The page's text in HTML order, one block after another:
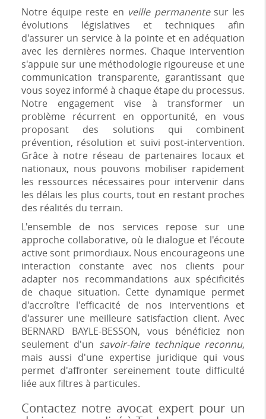
Notre équipe reste en veille permanentesur les
évolutions législatives et techniques afin
d'assurer un service à la pointe et en adéquation
avec les dernières normes. Chaque intervention
s'appuie sur une méthodologie rigoureuse et une
communication transparente, garantissant que
vous soyez informé à chaque étape du processus.
Notre engagement vise à transformer un
problème récurrent en opportunité, en vous
proposant des solutions qui combinent
prévention, résolution et suivi post-intervention.
Grâce à notre réseau de partenaires locaux et
nationaux, nous pouvons mobiliser rapidement
les ressources nécessaires pour intervenir dans
les délais les plus courts, tout en restant proches
des réalités du terrain.
L'ensemble de nos services repose sur une
approche collaborative, où le dialogue et l'écoute
active sont primordiaux. Nous encourageons une
interaction constante avec nos clients pour
adapter nos recommandations aux spécificités
de chaque situation. Cette dynamique permet
d'accroître l'efficacité de nos interventions et
d'assurer une meilleure satisfaction client. Avec
BERNARD BAYLE-BESSON, vous bénéficiez non
seulement d'un savoir-faire technique reconnu,
mais aussi d'une expertise juridique qui vous
permet d'affronter sereinement toute difficulté
liée aux filtres à particules.
Contactez notre avocat expert pour un